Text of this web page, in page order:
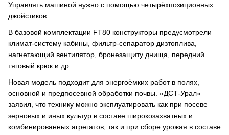
Управлять машиной нужно с помощью четырёхпозиционных
джойстиков.
В базовой комплектации FT80 конструкторы предусмотрели
климат-систему кабины, фильтр-сепаратор дизтоплива,
нагнетающий вентилятор, бронезащиту днища, передний
тяговый крюк и др.
Новая модель подходит для энергоёмких работ в полях,
основной и предпосевной обработки почвы. «ДСТ-Урал»
заявил, что технику можно эксплуатировать как при посеве
зерновых и иных культур в составе широкозахватных и
комбинированных агрегатов, так и при сборе урожая в составе